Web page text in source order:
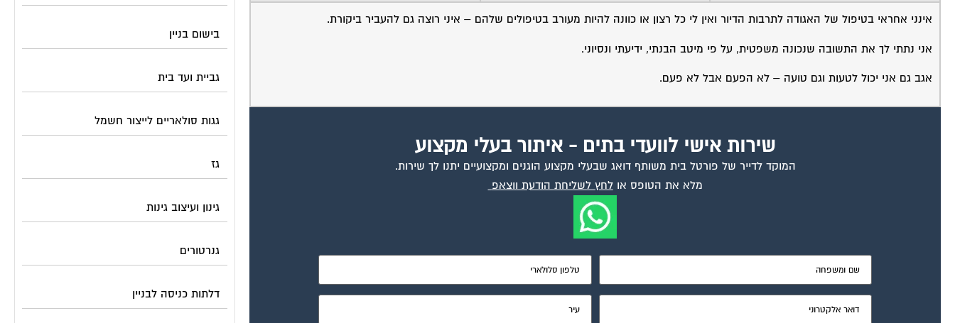
אינני אחראי בטיפול של האגודה לתרבות הדיור ואין לי כל רצון או כוונה להיות מעורב בטיפולים שלהם – איני רוצה גם להעביר ביקורת.
אני נתתי לך את התשובה שנכונה משפטית, על פי מיטב הבנתי, ידיעתי ונסיוני.
אגב גם אני יכול לטעות וגם טועה – לא הפעם אבל לא פעם.
שירות אישי לוועדי בתים - איתור בעלי מקצוע
המוקד לדייר של פורטל בית משותף דואג שבעלי מקצוע הוגנים ומקצועיים יתנו לך שירות.
מלא את הטופס אולחץ לשליחת הודעת ווצאפ
בישום בניין
גביית ועד בית
גגות סולאריים לייצור חשמל
גז
גינון ועיצוב גינות
גנרטורים
דלתות כניסה לבניין